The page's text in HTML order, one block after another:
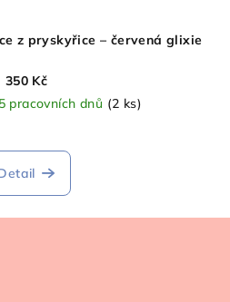
z pryskyřice – červená glixie
350 Kč
pracovních dnů (2 ks)